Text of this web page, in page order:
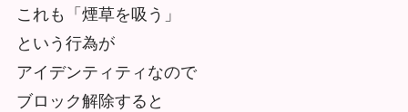
これも「煙草を吸う」
という行為が
アイデンティティなので
ブロック解除すると